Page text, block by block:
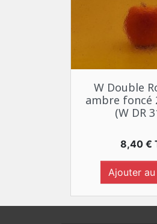
Aperçu
W Double
ambre foncé
(W DR
Prix
8,40 €
Ajouter